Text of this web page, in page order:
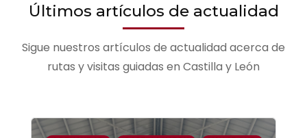
Últimos artículos de actualidad
Sigue nuestros artículos de actualidad acerca de
rutas y visitas guiadas en Castilla y León